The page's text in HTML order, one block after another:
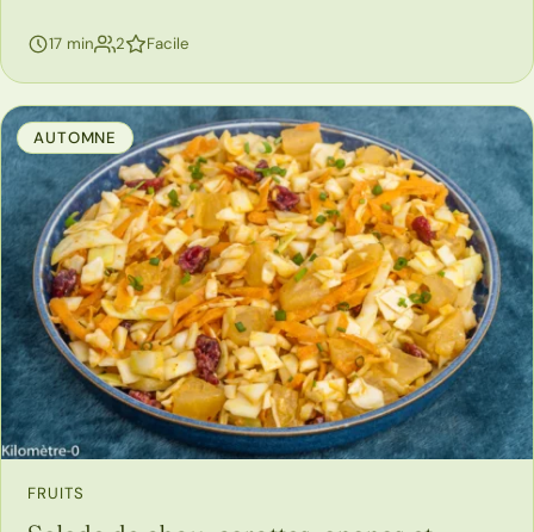
17 min 2personnes
Facile
AUTOMNE
FRUITS